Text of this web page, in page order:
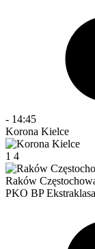
- 14:45
Korona Kielce
1 4
Raków
PKO BP Ekstraklasa